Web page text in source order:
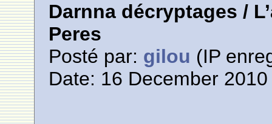
Darnna décryptages /
Peres
Posté par: gilou (IP
Date: 16 December